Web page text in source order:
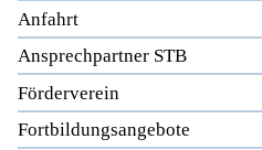
Anfahrt
Ansprechpartner STB
Förderverein
Fortbildungsangebote